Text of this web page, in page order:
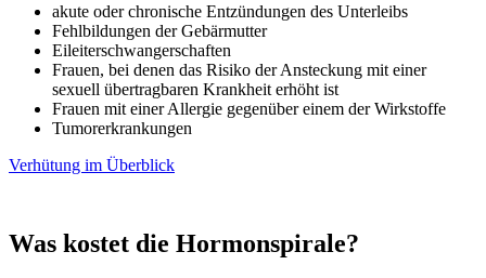
akute oder chronische Entzündungen des Unterleibs
Fehlbildungen der Gebärmutter
Eileiterschwangerschaften
Frauen, bei denen das Risiko der Ansteckung mit einer
sexuell übertragbaren Krankheit erhöht ist
Frauen mit einer Allergie gegenüber einem der Wirkstoffe
Tumorerkrankungen
Verhütung im Überblick
Was kostet die Hormonspirale?